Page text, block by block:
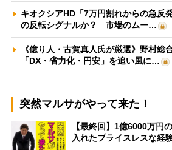
キオクシアHD「7万円割れからの急反
の反転シグナルか？ 市場のムー…
《億り人・古賀真人氏が厳選》野村総
「DX・省力化・円安」を追い風に…
突然マルサがやって来た！
【最終回】1億6000万円
入れたプライスレスな経